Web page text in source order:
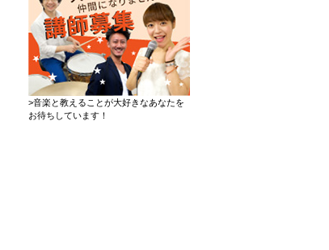
>音楽と教えることが大好きなあなたを
お待ちしています！